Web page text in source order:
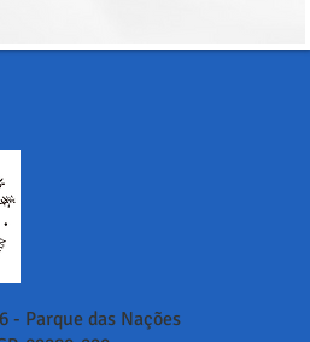
- Parque das Nações